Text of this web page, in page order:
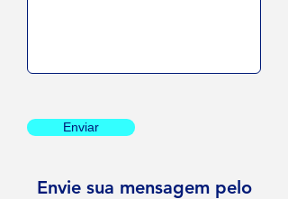
Enviar
Envie sua mensagem pelo